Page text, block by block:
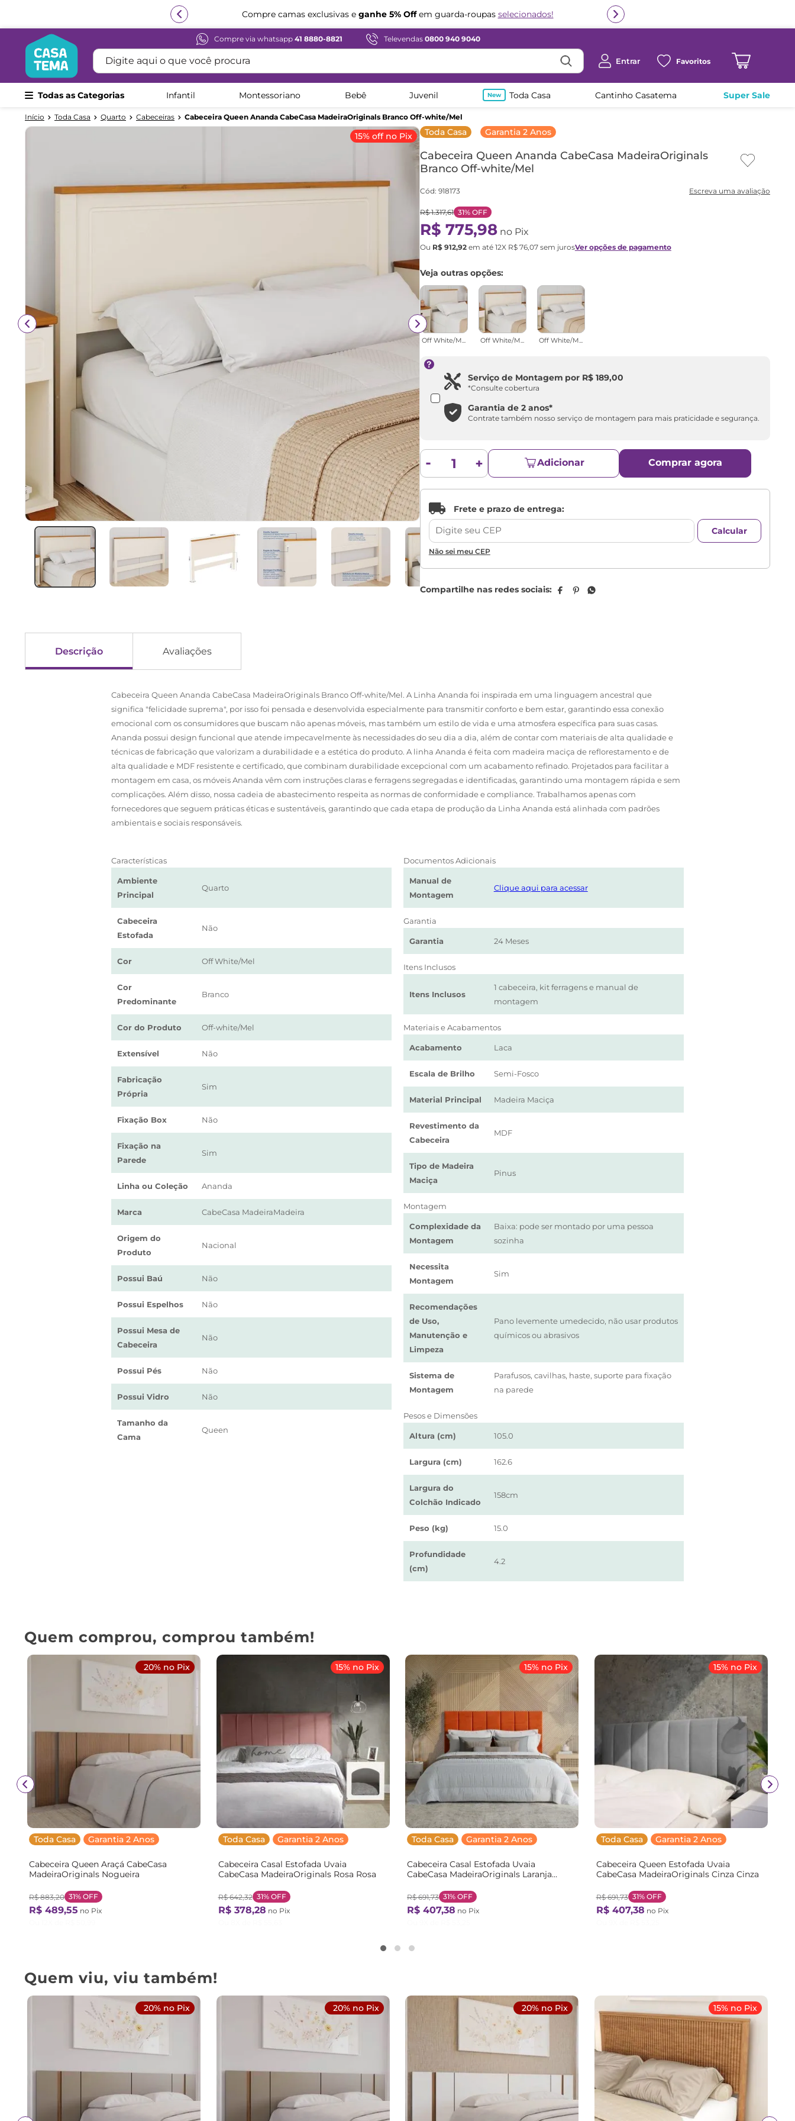
Compre em ate 12x sem juros
Compre via whatsapp 41 8880-8821 Televendas 0800 940 9040
Digite aqui o que você procura
Entrar Favoritos
Todas as Categorias Infantil Montessoriano Bebê Juvenil Toda Casa Cantinho Casatema Super Sale
Toda Casa Quarto Cabeceiras Cabeceira Queen Ananda CabeCasa MadeiraOriginals Branco Off-white/Mel
15% off no Pix Toda Casa Garantia 2 Anos
Cabeceira Queen Ananda CabeCasa MadeiraOriginals
Branco Off-white/Mel
Cód: 918173
R$ 1.317,61 31%OFF
R$ 775,98no Pix
Ou R$ 912,92em até 12X R$ 76, 07sem jurosVer opções de pagamento
Veja outras opções:
Off White/M... Off White/M... Off White/M...
Serviço de Montagem por R$ 189,00
*Consulte cobertura
Garantia de 2 anos*
Contrate também nosso serviço de montagem para mais praticidade e segurança.
Adicionar Comprar agora
Não sei meu CEP
Descrição Avaliações
Cabeceira Queen Ananda CabeCasa MadeiraOriginals Branco Off-white/Mel. A Linha Ananda foi inspirada em uma linguagem ancestral que
significa "felicidade suprema", por isso foi pensada e desenvolvida especialmente para transmitir conforto e bem estar, garantindo essa conexão
emocional com os consumidores que buscam não apenas móveis, mas também um estilo de vida e uma atmosfera específica para suas casas.
Ananda possui design funcional que atende impecavelmente às necessidades do seu dia a dia, além de contar com materiais de alta qualidade e
técnicas de fabricação que valorizam a durabilidade e a estética do produto. A linha Ananda é feita com madeira maciça de reflorestamento e de
alta qualidade e MDF resistente e certificado, que combinam durabilidade excepcional com um acabamento refinado. Projetados para facilitar a
montagem em casa, os móveis Ananda vêm com instruções claras e ferragens segregadas e identificadas, garantindo uma montagem rápida e sem
complicações. Além disso, nossa cadeia de abastecimento respeita as normas de conformidade e compliance. Trabalhamos apenas com
fornecedores que seguem práticas éticas e sustentáveis, garantindo que cada etapa de produção da Linha Ananda está alinhada com padrões
ambientais e sociais responsáveis.
Características
Ambiente
Principal
Quarto
Cabeceira
Estofada
Não
Cor Off White/Mel
Cor
Predominante
Branco
Cor do Produto Off-white/Mel
Extensível Não
Fabricação
Própria
Sim
Fixação Box Não
Fixação na
Parede
Sim
Linha ou Coleção Ananda
Marca CabeCasa MadeiraMadeira
Origem do
Produto
Nacional
Possui Baú Não
Possui Espelhos Não
Possui Mesa de
Cabeceira
Não
Possui Pés Não
Possui Vidro Não
Tamanho da
Cama
Queen
Documentos Adicionais
Manual de
Montagem
Clique aqui para acessar
Garantia
Garantia 24 Meses
Itens Inclusos
Itens Inclusos
1 cabeceira, kit ferragens e manual de
montagem
Materiais e Acabamentos
Acabamento Laca
Escala de Brilho Semi-Fosco
Material Principal Madeira Maciça
Revestimento da
Cabeceira
MDF
Tipo de Madeira
Maciça
Pinus
Montagem
Complexidade da
Montagem
Baixa: pode ser montado por uma pessoa
sozinha
Necessita
Montagem
Sim
Recomendações
de Uso,
Manutenção e
Limpeza
Pano levemente umedecido, não usar produtos
químicos ou abrasivos
Sistema de
Montagem
Parafusos, cavilhas, haste, suporte para fixação
na parede
Pesos e Dimensões
Altura (cm) 105.0
Largura (cm) 162.6
Largura do
Colchão Indicado
158cm
Peso (kg) 15.0
Profundidade
(cm)
4.2
Quem comprou, comprou também!
Toda Casa Garantia 2 Anos
20% no Pix
Cabeceira Queen Araçá CabeCasa
MadeiraOriginals Nogueira
R$ 883,20 31% OFF
R$ 489,55 no Pix
Toda Casa Garantia 2 Anos
15% no Pix
Cabeceira Casal Estofada Uvaia
CabeCasa MadeiraOriginals Rosa Rosa
R$ 642,32 31%OFF
R$ 378,28 no Pix
Toda Casa Garantia 2 Anos
15% no Pix
Cabeceira Casal Estofada Uvaia
CabeCasa MadeiraOriginals Laranja
R$ 691,73 31% OFF
R$ 407,38 no Pix
Toda Casa Garantia 2 Anos
15% no Pix
Cabeceira Queen Estofada Uvaia
CabeCasa MadeiraOriginals Cinza Cinza
R$ 691,73 31%OFF
R$ 407,38 no Pix
Quem viu, viu também!
20% no Pix 20% no Pix 20% no Pix 15% no Pix
Termos mais buscados
beliche
guarda roupa
bicama
aria